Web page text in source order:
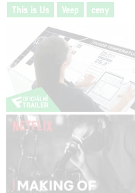
This is Us
Veep ceny